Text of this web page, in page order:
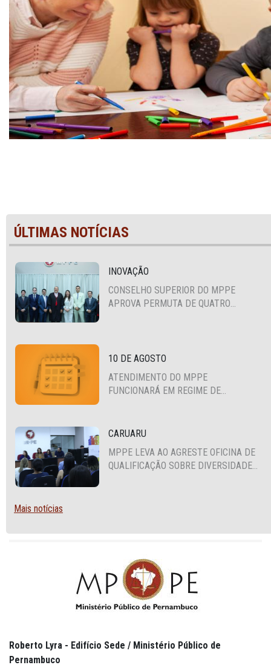
ÚLTIMAS NOTÍCIAS
INOVAÇÃO
CONSELHO SUPERIOR DO MPPE
APROVA PERMUTA DE QUATRO
10 DE AGOSTO
ATENDIMENTO DO MPPE
FUNCIONARÁ EM REGIME DE
CARUARU
MPPE LEVA AO AGRESTE OFICINA DE
QUALIFICAÇÃO SOBRE DIVERSIDADE
Mais notícias
Roberto Lyra - Edifício Sede / Ministério Público de
Pernambuco